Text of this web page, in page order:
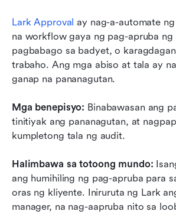
Lark Approval ay nag-a-automate
na workflow gaya ng pag-apruba ng
pagbabago sa badyet, o
trabaho. Ang mga abiso at tala ay
ganap na pananagutan.
Mga benepisyo: Binabawasan ang
tinitiyak ang pananagutan, at
kumpletong tala ng audit.
Halimbawa sa totoong mundo:
ang humihiling ng pag-apruba para
oras ng kliyente. Iniruruta ng Lark
manager, na nag-aapruba nito sa